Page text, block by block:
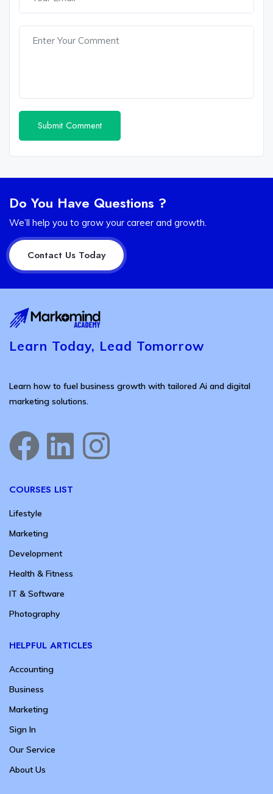
Do You Have Questions ?
We’ll help you to grow your career and growth.
Contact Us Today
Learn Today, Lead Tomorrow
Learn how to fuel business growth with tailored Ai and digital
marketing solutions.
COURSES LIST
Lifestyle
Marketing
Development
Health & Fitness
IT & Software
Photography
HELPFUL ARTICLES
Accounting
Business
Marketing
Sign In
Our Service
About Us